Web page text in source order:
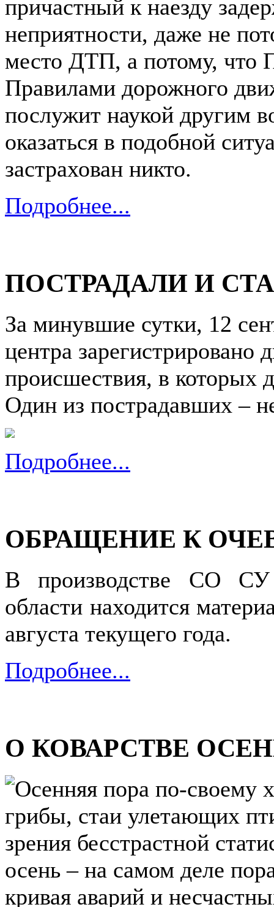
причастный к наезду
неприятности, даже не
место ДТП, а потому,
Правилами дорожного
послужит наукой другим
оказаться в подобной
застрахован никто.
Подробнее...
ПОСТРАДАЛИ И
За минувшие сутки, 12
центра зарегистрировано
происшествия, в которых
Один из пострадавших –
Подробнее...
ОБРАЩЕНИЕ К
В производстве СО
области находится
августа текущего года.
Подробнее...
О КОВАРСТВЕ
Осенняя пора по-своему
грибы, стаи улетающих
зрения бесстрастной
осень – на самом деле
кривая аварий и